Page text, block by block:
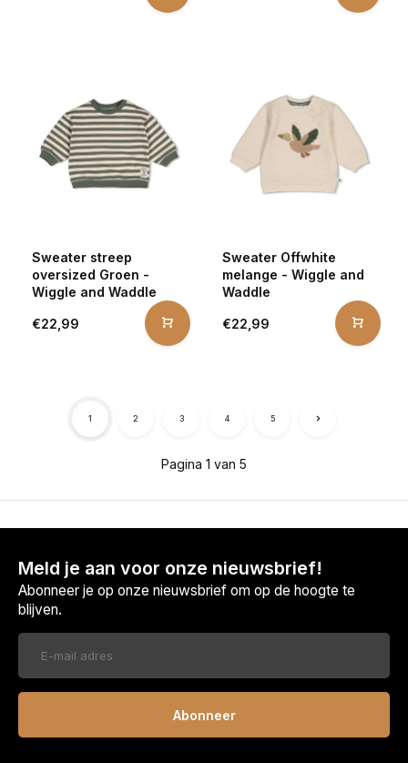
Sweater streep
oversized Groen -
Wiggle and Waddle
€22,99
Sweater Offwhite
melange - Wiggle and
Waddle
€22,99
Pagina 1 van 5
1 2 3 4 5
Meld je aan voor onze nieuwsbrief!
Abonneer je op onze nieuwsbrief om op de hoogte te
blijven.
Abonneer